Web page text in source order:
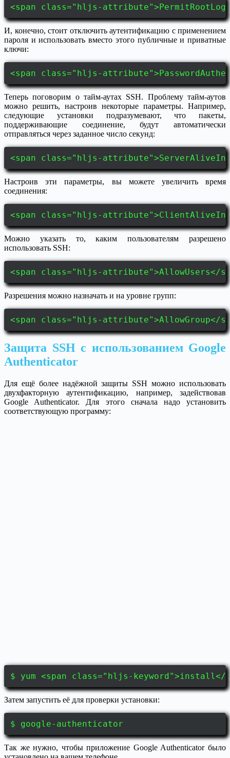
<span class="hljs-
И, конечно, стоит отключить аутентификацию с применением
пароля и использовать вместо этого публичные и приватные
ключи:
<span class="hljs-
Теперь поговорим о тайм-аутах SSH. Проблему тайм-аутов
можно решить, настроив некоторые параметры. Например,
следующие установки подразумевают, что пакеты,
поддерживающие соединение, будут автоматически
отправляться через заданное число секунд:
<span class="hljs-
Настроив эти параметры, вы можете увеличить время
соединения:
<span class="hljs-
Можно указать то, каким пользователям разрешено
использовать SSH:
<span class="hljs-attribute">AllowUsers</
Разрешения можно назначать и на уровне групп:
<span class="hljs-attribute">AllowGroup</
Защита SSH с использованием Google
Authenticator
Для ещё более надёжной защиты SSH можно использовать
двухфакторную аутентификацию, например, задействовав
Google Authenticator. Для этого сначала надо установить
соответствующую программу:
$ yum <span class="hljs-keyword">install</
Затем запустить её для проверки установки:
$ google-authenticator
Так же нужно, чтобы приложение Google Authenticator было